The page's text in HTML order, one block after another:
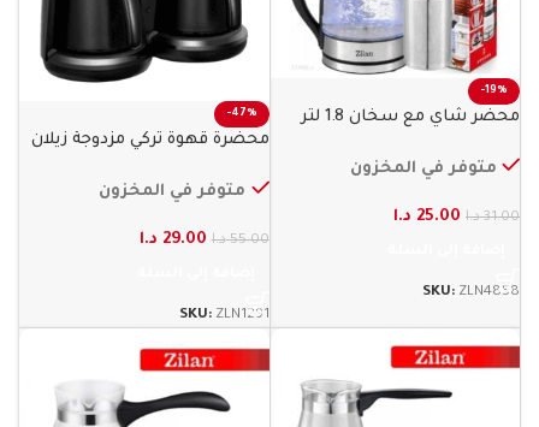
-19%
محضر شاي مع سخان 1.8 لتر
متوفر في المخزون
31.00 د.ا 25.00 د.ا
SKU: ZLN4858
-47%
محضرة قهوة تركي مزدوجة زيلان
متوفر في المخزون
55.00 د.ا 29.00 د.ا
SKU: ZLN1291